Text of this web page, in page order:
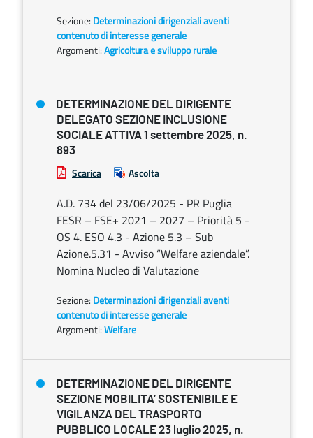
Sezione: Determinazioni dirigenziali aventi
contenuto di interesse generale
Argomenti:Agricoltura e sviluppo rurale
DETERMINAZIONE DEL DIRIGENTE
DELEGATO SEZIONE INCLUSIONE
SOCIALE ATTIVA 1 settembre 2025, n.
893
Scarica Ascolta
A.D. 734 del 23/06/2025 - PR Puglia
FESR – FSE+ 2021 – 2027 – Priorità 5 -
OS 4. ESO 4.3 - Azione 5.3 – Sub
Azione.5.31 - Avviso “Welfare aziendale”.
Nomina Nucleo di Valutazione
Sezione: Determinazioni dirigenziali aventi
contenuto di interesse generale
Argomenti:Welfare
DETERMINAZIONE DEL DIRIGENTE
SEZIONE MOBILITA’ SOSTENIBILE E
VIGILANZA DEL TRASPORTO
PUBBLICO LOCALE 23 luglio 2025, n.